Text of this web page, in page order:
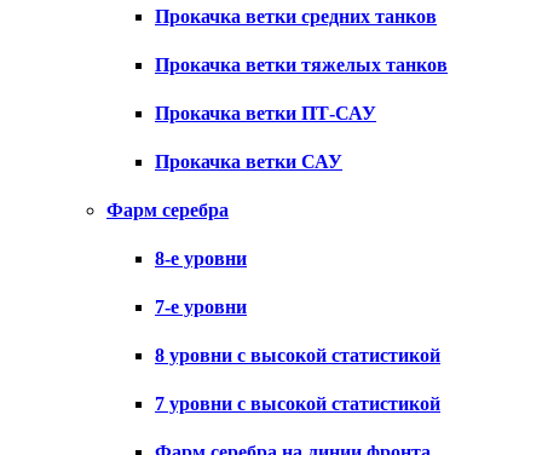
Прокачка ветки средних танков
Прокачка ветки тяжелых танков
Прокачка ветки ПТ-САУ
Прокачка ветки САУ
Фарм серебра
8-е уровни
7-е уровни
8 уровни с высокой статистикой
7 уровни с высокой статистикой